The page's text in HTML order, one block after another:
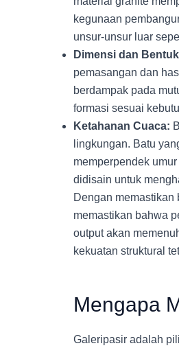
kegunaan
unsur-unsur luar
Dimensi dan
pemasangan dan
berdampak pada
formasi sesuai
Ketahanan Cuaca:
lingkungan. Batu
memperpendek
didisain untuk
Dengan memastikan
memastikan bahwa
output akan
kekuatan struktural
Mengapa
Galeripasir adalah